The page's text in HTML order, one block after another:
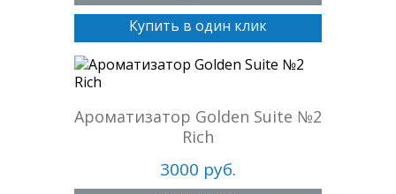
Купить в один клик
Ароматизатор Golden Suite №2
Rich
3000 руб.